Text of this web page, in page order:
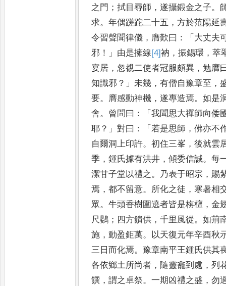
之門 ；拭目尋師 ，遂攝鍛金之子。
求。年偶蹉跎二十五 ，方於范陽延
令習聲聞律儀 ， 膺歎曰 ：「 大丈夫
邪 ！」 由是擁線[4]衲 ，振錫環 ，萃
宴居 ，忽覩二使者冠服頗異 ，勉膺
知識邪 ？」未幾 ，有僧自豫章至 ，
要。 膺感動神機 ，遂專造焉。如是
會。 曾問曰 ：「我聞思大禪師向倭
耶 ？」對曰 ：「若是思師 ，佛亦不
自爾洞上印許。初住三峯 ，後就雲
季 ，鍾氏據有洪井 ，傾委信誠。每
潔甘子堂以禮之。 乃表于昭宗 ， 賜
焉 ，都不留意。 所化之徒 ，寒暑相
眾。牛頭香樹圍遶者皆是栴檀 ，金
尺鷃 ； 四方饋供 ，千里風從。如荊
施 ，動盈鉅萬。 以天復元年辛酉秋
三日而化焉。豫章南平王鍾氏供其
各依鄉土所尚者 ， 隨靈龕到處 ，列
饌 ，謂之卓祭。一期凶禮之盛 ，勿